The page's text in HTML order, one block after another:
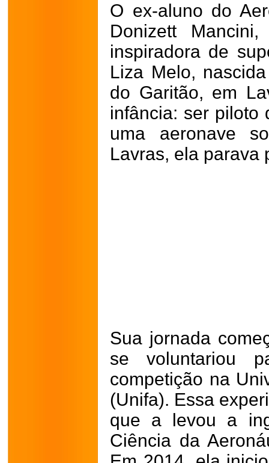
O ex-aluno do
Donizett
inspiradora de
Liza Melo,
do Garitão, em
infância: ser piloto
uma aeronave
Lavras, ela parava
Sua jornada
se voluntariou
competição na
(Unifa). Essa
que a levou a
Ciência da